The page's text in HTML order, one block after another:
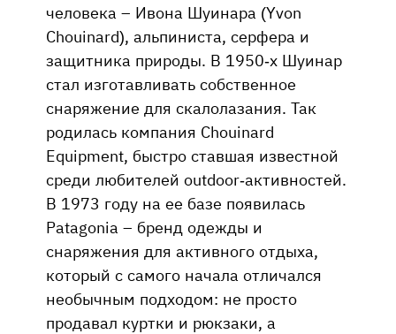
человека – Ивона Шуинара (Yvon
Chouinard), альпиниста, серфера и
защитника природы. В 1950-х Шуинар
стал изготавливать собственное
снаряжение для скалолазания. Так
родилась компания Chouinard
Equipment, быстро ставшая известной
среди любителей outdoor-активностей.
В 1973 году на ее базе появилась
Patagonia – бренд одежды и
снаряжения для активного отдыха,
который с самого начала отличался
необычным подходом: не просто
продавал куртки и рюкзаки, а